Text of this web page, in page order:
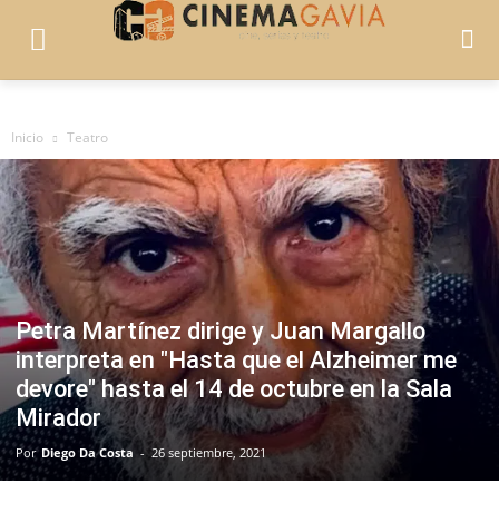
Inicio Teatro
Petra Martínez dirige y Juan Margallo
interpreta en "Hasta que el Alzheimer me
devore" hasta el 14 de octubre en la Sala
Mirador
Por Diego Da Costa - 26 septiembre, 2021